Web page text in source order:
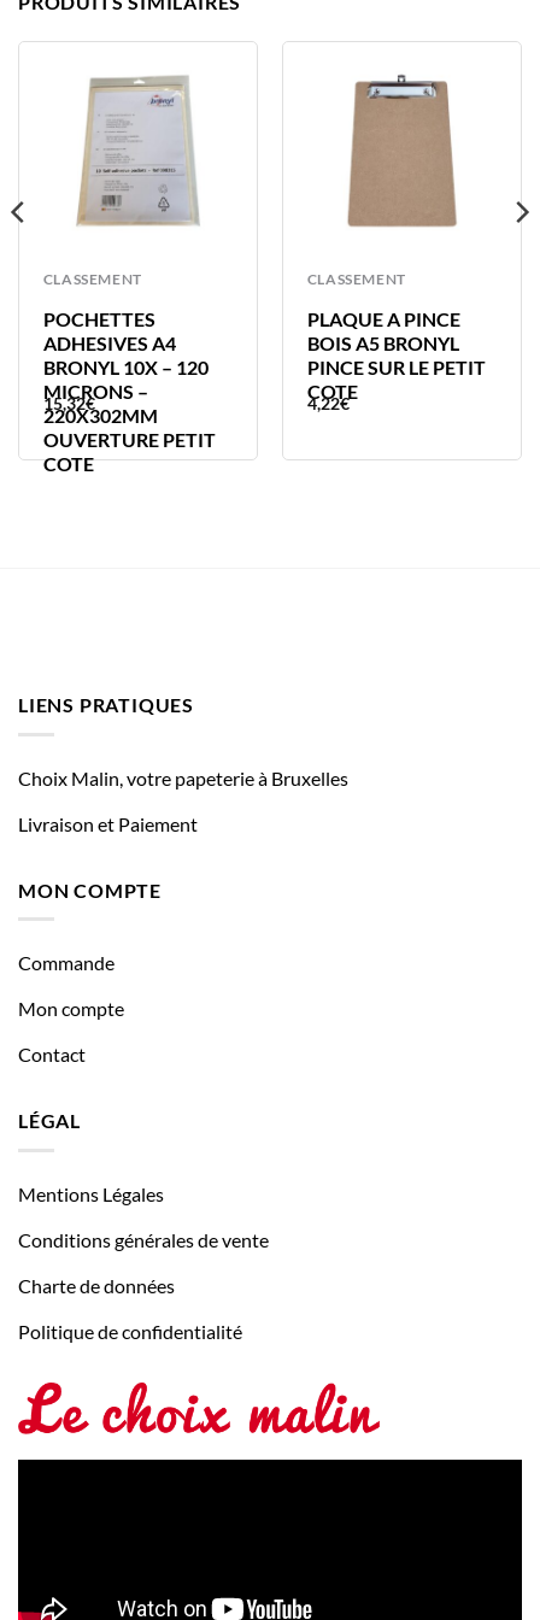
CLASSEMENT
POCHETTES
ADHESIVES A4
BRONYL 10X – 120
MICRONS –
220X302MM
OUVERTURE PETIT
COTE
15,32€
CLASSEMENT
PLAQUE A PINCE
BOIS A5 BRONYL
PINCE SUR LE PETIT
COTE
4,22€
LIENS PRATIQUES
Choix Malin, votre papeterie à Bruxelles
Livraison et Paiement
MON COMPTE
Commande
Mon compte
Contact
LÉGAL
Mentions Légales
Conditions générales de vente
Charte de données
Politique de confidentialité